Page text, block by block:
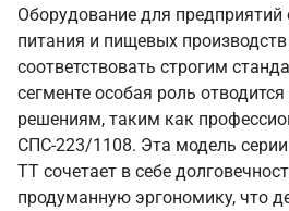
Оборудование для предприятий
питания и пищевых
соответствовать строгим
сегменте особая роль
решениям, таким как
СПС-223/1108. Эта модель
ТТ сочетает в себе
продуманную эргономику, что